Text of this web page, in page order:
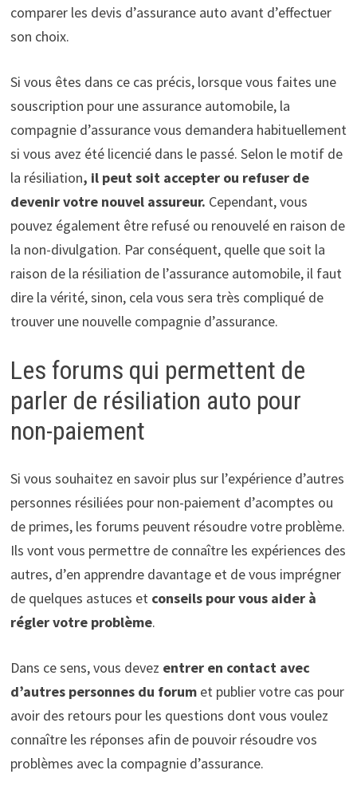
comparer les devis d’assurance auto avant d’effectuer
son choix.
Si vous êtes dans ce cas précis, lorsque vous faites une
souscription pour une assurance automobile, la
compagnie d’assurance vous demandera habituellement
si vous avez été licencié dans le passé. Selon le motif de
la résiliation, il peut soit accepter ou refuser de
devenir votre nouvel assureur. Cependant, vous
pouvez également être refusé ou renouvelé en raison de
la non-divulgation. Par conséquent, quelle que soit la
raison de la résiliation de l’assurance automobile, il faut
dire la vérité, sinon, cela vous sera très compliqué de
trouver une nouvelle compagnie d’assurance.
Les forums qui permettent de
parler de résiliation auto pour
non-paiement
Si vous souhaitez en savoir plus sur l’expérience d’autres
personnes résiliées pour non-paiement d’acomptes ou
de primes, les forums peuvent résoudre votre problème.
Ils vont vous permettre de connaître les expériences des
autres, d’en apprendre davantage et de vous imprégner
de quelques astuces et conseils pour vous aider à
régler votre problème.
Dans ce sens, vous devez entrer en contact avec
d’autres personnes du forum et publier votre cas pour
avoir des retours pour les questions dont vous voulez
connaître les réponses afin de pouvoir résoudre vos
problèmes avec la compagnie d’assurance.